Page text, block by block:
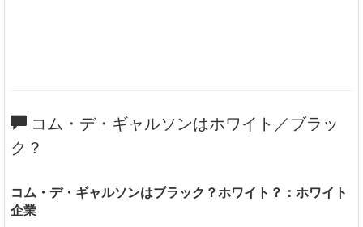
コム・デ・ギャルソンはホワイト／ブラッ
ク？
コム・デ・ギャルソンはブラック？ホワイト？：ホワイト
企業